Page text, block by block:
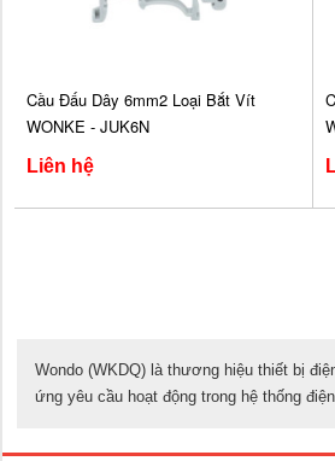
Cầu Đấu Dây 6mm2 Loại Bắt Vít
WONKE - JUK6N
Liên hệ
Wondo (WKDQ) là thương hiệu thiết bị
ứng yêu cầu hoạt động trong hệ thống